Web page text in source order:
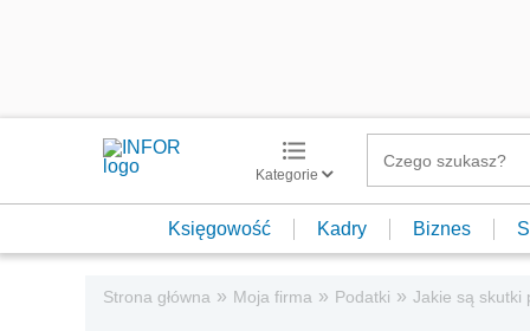
Kategorie
Księgowość Kadry Biznes
Strona główna » Moja firma » Podatki » Jakie są skutki